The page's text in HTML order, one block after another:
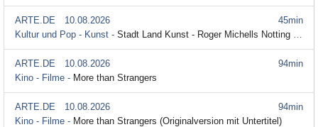
45min
ARTE.DE
10.08.2026
Kultur und Pop - Kunst - Stadt Land Kunst - Roger Michells Notting Hill / Alentejo / Paris
94min
ARTE.DE
10.08.2026
Kino - Filme - More than Strangers
94min
ARTE.DE
10.08.2026
Kino - Filme - More than Strangers (Originalversion mit Untertitel)